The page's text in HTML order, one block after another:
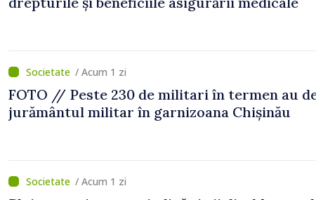
/ Acum 1 zi
FOTO // Peste 230 de militari în termen au
jurământul militar în garnizoana Chișinău
/ Acum 1 zi